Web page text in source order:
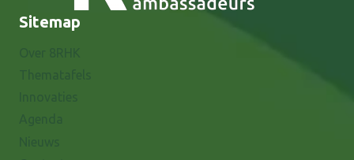
Sitemap